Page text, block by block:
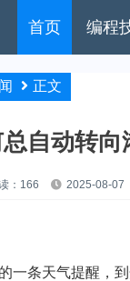
首页 编程
正文
自动转
：166 2025-08-07
条天气提醒，到